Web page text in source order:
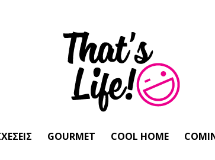
GOURMET COOL HOME